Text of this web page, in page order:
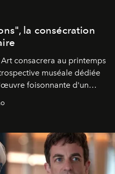
la consécration
consacrera au printemps
muséale dédiée
foisonnante d'un
controversé.